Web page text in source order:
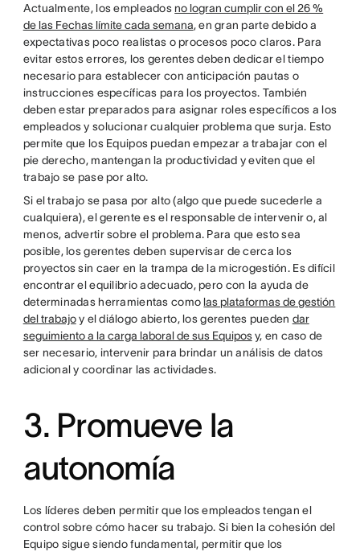
Actualmente, los empleados no logran cumplir con el 26 %
de las Fechas límite cada semana, en gran parte debido a
expectativas poco realistas o procesos poco claros. Para
evitar estos errores, los gerentes deben dedicar el tiempo
necesario para establecer con anticipación pautas o
instrucciones específicas para los proyectos. También
deben estar preparados para asignar roles específicos a los
empleados y solucionar cualquier problema que surja. Esto
permite que los Equipos puedan empezar a trabajar con el
pie derecho, mantengan la productividad y eviten que el
trabajo se pase por alto.
Si el trabajo se pasa por alto (algo que puede sucederle a
cualquiera), el gerente es el responsable de intervenir o, al
menos, advertir sobre el problema. Para que esto sea
posible, los gerentes deben supervisar de cerca los
proyectos sin caer en la trampa de la microgestión. Es difícil
encontrar el equilibrio adecuado, pero con la ayuda de
determinadas herramientas como las plataformas de gestión
del trabajoy el diálogo abierto, los gerentes pueden dar
seguimiento a la carga laboral de sus Equiposy, en caso de
ser necesario, intervenir para brindar un análisis de datos
adicional y coordinar las actividades.
3. Promueve la
autonomía
Los líderes deben permitir que los empleados tengan el
control sobre cómo hacer su trabajo. Si bien la cohesión del
Equipo sigue siendo fundamental, permitir que los